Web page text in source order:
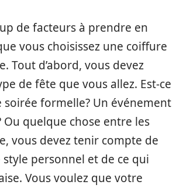
de facteurs à prendre en
vous choisissez une coiffure
Tout d’abord, vous devez
de fête que vous allez. Est-ce
soirée formelle? Un événement
Ou quelque chose entre les
vous devez tenir compte de
personnel et de ce qui
Vous voulez que votre